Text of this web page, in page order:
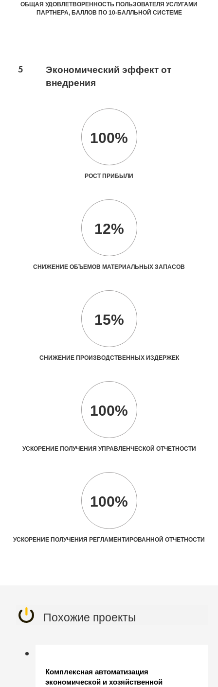
ОБЩАЯ УДОВЛЕТВОРЕННОСТЬ ПОЛЬЗОВАТЕЛЯ УСЛУГАМИ
ПАРТНЕРА, БАЛЛОВ ПО 10-БАЛЛЬНОЙ СИСТЕМЕ
5
Экономический эффект от
внедрения
100%
РОСТ ПРИБЫЛИ
12%
СНИЖЕНИЕ ОБЪЕМОВ МАТЕРИАЛЬНЫХ ЗАПАСОВ
15%
СНИЖЕНИЕ ПРОИЗВОДСТВЕННЫХ ИЗДЕРЖЕК
100%
УСКОРЕНИЕ ПОЛУЧЕНИЯ УПРАВЛЕНЧЕСКОЙ ОТЧЕТНОСТИ
100%
УСКОРЕНИЕ ПОЛУЧЕНИЯ РЕГЛАМЕНТИРОВАННОЙ ОТЧЕТНОСТИ
Похожие проекты
Комплексная автоматизация
экономической и хозяйственной